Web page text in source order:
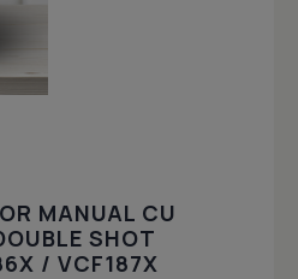
MANUAL CU
SHOT
/ VCF187X